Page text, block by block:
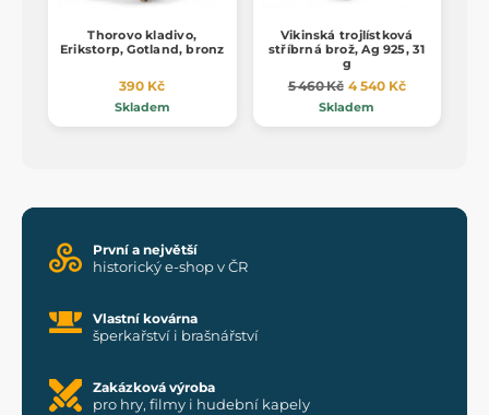
Thorovo kladivo,
Erikstorp, Gotland, bronz
390 Kč
Skladem
Vikinská trojlístková
stříbrná brož, Ag 925, 31
g
5 460 Kč 4 540 Kč
Skladem
První a největší
historický e-shop v ČR
Vlastní kovárna
šperkařství i brašnářství
Zakázková výroba
pro hry, filmy i hudební kapely